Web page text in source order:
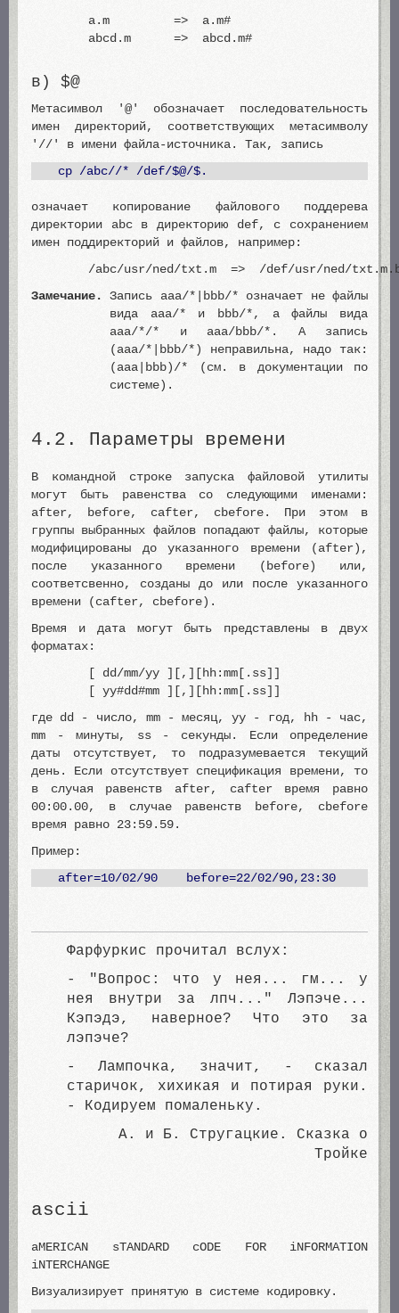
a.m => a.m#
abcd.m => abcd.m#
в) $@
Метасимвол '@' обозначает последовательность
имен директорий, соответствующих метасимволу
'//' в имени файла-источника. Так, запись
cp /abc//* /def/$@/$.
означает копирование файлового поддерева
директории abc в директорию def, с сохранением
имен поддиректорий и файлов, например:
/abc/usr/ned/txt.m => /def/usr/ned/
Замечание. Запись aaa/*|bbb/* означает не файлы
вида aaa/* и bbb/*, а файлы вида
aaa/*/* и aaa/bbb/*. А запись
(aaa/*|bbb/*) неправильна, надо так:
(aaa|bbb)/* (см. в документации по
системе).
4.2. Параметры времени
В командной строке запуска файловой утилиты
могут быть равенства со следующими именами:
after, before, cafter, cbefore. При этом в
группы выбранных файлов попадают файлы, которые
модифицированы до указанного времени (after),
после указанного времени (before) или,
соответсвенно, созданы до или после указанного
времени (cafter, cbefore).
Время и дата могут быть представлены в двух
форматах:
[ dd/mm/yy ][,][hh:mm[.ss]]
[ yy#dd#mm ][,][hh:mm[.ss]]
где dd - число, mm - месяц, yy - год, hh - час,
mm - минуты, ss - секунды. Если определение
даты отсутствует, то подразумевается текущий
день. Если отсутствует спецификация времени, то
в случая равенств after, cafter время равно
00:00.00, в случае равенств before, cbefore
время равно 23:59.59.
Пример:
after=10/02/90 before=22/02/90,23:30
Фарфуркис прочитал вслух:
- "Вопрос: что у нея... гм... у
нея внутри за лпч..." Лэпэче...
Кэпэдэ, наверное? Что это за
лэпэче?
- Лампочка, значит, - сказал
старичок, хихикая и потирая руки.
- Кодируем помаленьку.
А. и Б. Стругацкие. Сказка о
Тройке
ascii
aMERICAN sTANDARD cODE FOR iNFORMATION
iNTERCHANGE
Визуализирует принятую в системе кодировку.